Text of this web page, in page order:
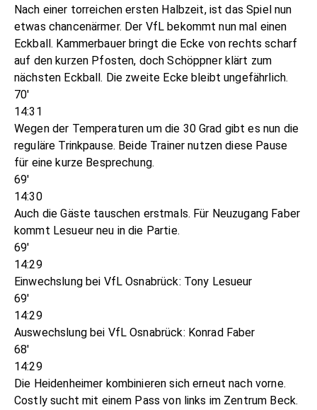
Nach einer torreichen ersten Halbzeit, ist das Spiel nun
etwas chancenärmer. Der VfL bekommt nun mal einen
Eckball. Kammerbauer bringt die Ecke von rechts scharf
auf den kurzen Pfosten, doch Schöppner klärt zum
nächsten Eckball. Die zweite Ecke bleibt ungefährlich.
70'
14:31
Wegen der Temperaturen um die 30 Grad gibt es nun die
reguläre Trinkpause. Beide Trainer nutzen diese Pause
für eine kurze Besprechung.
69'
14:30
Auch die Gäste tauschen erstmals. Für Neuzugang Faber
kommt Lesueur neu in die Partie.
69'
14:29
Einwechslung bei VfL Osnabrück: Tony Lesueur
69'
14:29
Auswechslung bei VfL Osnabrück: Konrad Faber
68'
14:29
Die Heidenheimer kombinieren sich erneut nach vorne.
Costly sucht mit einem Pass von links im Zentrum Beck.